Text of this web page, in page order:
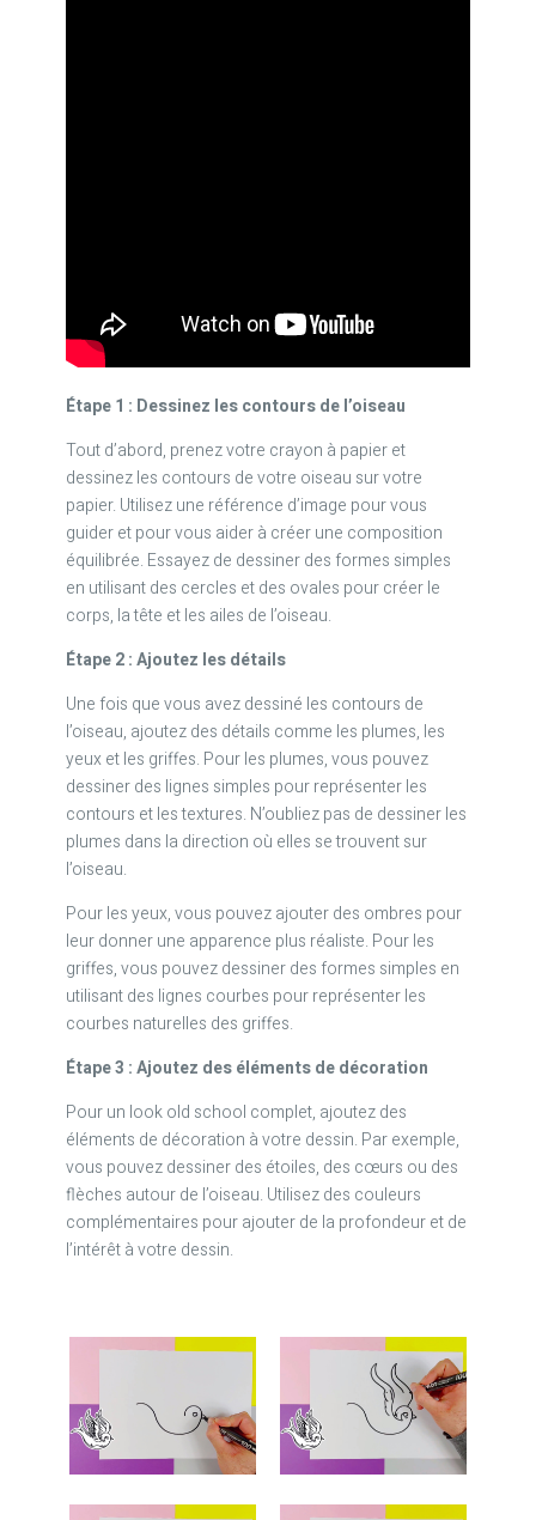
Étape 1 : Dessinez les contours de l’oiseau
Tout d’abord, prenez votre crayon à papier et
dessinez les contours de votre oiseau sur votre
papier. Utilisez une référence d’image pour vous
guider et pour vous aider à créer une composition
équilibrée. Essayez de dessiner des formes simples
en utilisant des cercles et des ovales pour créer le
corps, la tête et les ailes de l’oiseau.
Étape 2 : Ajoutez les détails
Une fois que vous avez dessiné les contours de
l’oiseau, ajoutez des détails comme les plumes, les
yeux et les griffes. Pour les plumes, vous pouvez
dessiner des lignes simples pour représenter les
contours et les textures. N’oubliez pas de dessiner les
plumes dans la direction où elles se trouvent sur
l’oiseau.
Pour les yeux, vous pouvez ajouter des ombres pour
leur donner une apparence plus réaliste. Pour les
griffes, vous pouvez dessiner des formes simples en
utilisant des lignes courbes pour représenter les
courbes naturelles des griffes.
Étape 3 : Ajoutez des éléments de décoration
Pour un look old school complet, ajoutez des
éléments de décoration à votre dessin. Par exemple,
vous pouvez dessiner des étoiles, des cœurs ou des
flèches autour de l’oiseau. Utilisez des couleurs
complémentaires pour ajouter de la profondeur et de
l’intérêt à votre dessin.